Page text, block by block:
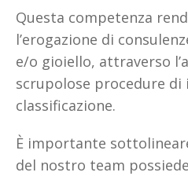
Questa competenza
l’erogazione di
e/o gioiello, attraverso
scrupolose procedure di
classificazione.
È importante
del nostro team